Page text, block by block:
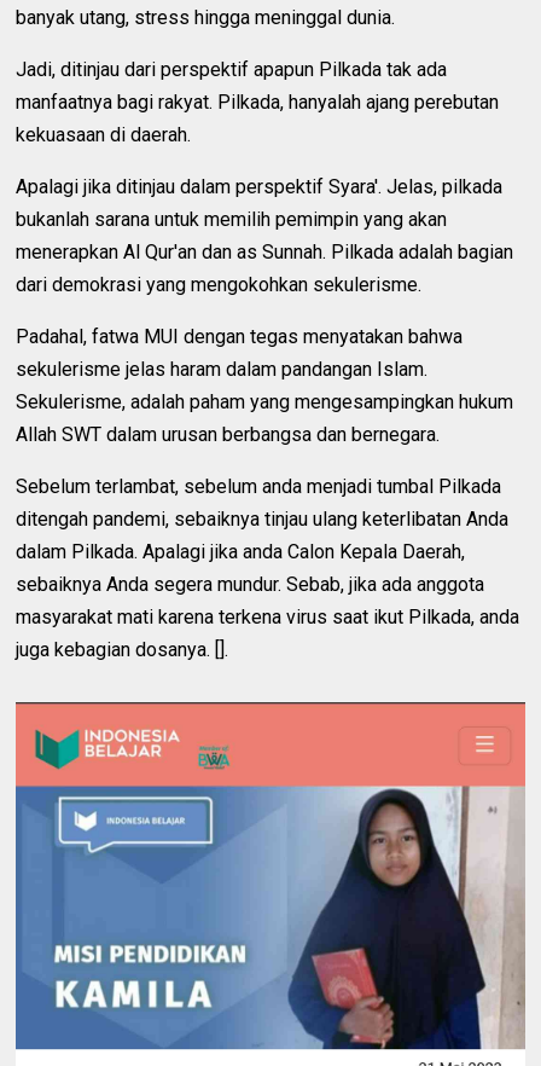
banyak utang, stress hingga meninggal dunia.
Jadi, ditinjau dari perspektif apapun Pilkada tak ada
manfaatnya bagi rakyat. Pilkada, hanyalah ajang perebutan
kekuasaan di daerah.
Apalagi jika ditinjau dalam perspektif Syara'. Jelas, pilkada
bukanlah sarana untuk memilih pemimpin yang akan
menerapkan Al Qur'an dan as Sunnah. Pilkada adalah bagian
dari demokrasi yang mengokohkan sekulerisme.
Padahal, fatwa MUI dengan tegas menyatakan bahwa
sekulerisme jelas haram dalam pandangan Islam.
Sekulerisme, adalah paham yang mengesampingkan hukum
Allah SWT dalam urusan berbangsa dan bernegara.
Sebelum terlambat, sebelum anda menjadi tumbal Pilkada
ditengah pandemi, sebaiknya tinjau ulang keterlibatan Anda
dalam Pilkada. Apalagi jika anda Calon Kepala Daerah,
sebaiknya Anda segera mundur. Sebab, jika ada anggota
masyarakat mati karena terkena virus saat ikut Pilkada, anda
juga kebagian dosanya. [].